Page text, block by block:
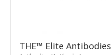
THE™ Elite Antibodies